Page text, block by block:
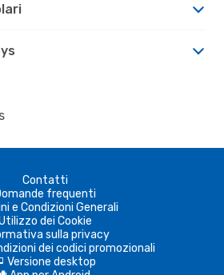
Contatti
frequenti
e Condizioni Generali
dei Cookie
sulla privacy
dei codici promozionali
Versione desktop